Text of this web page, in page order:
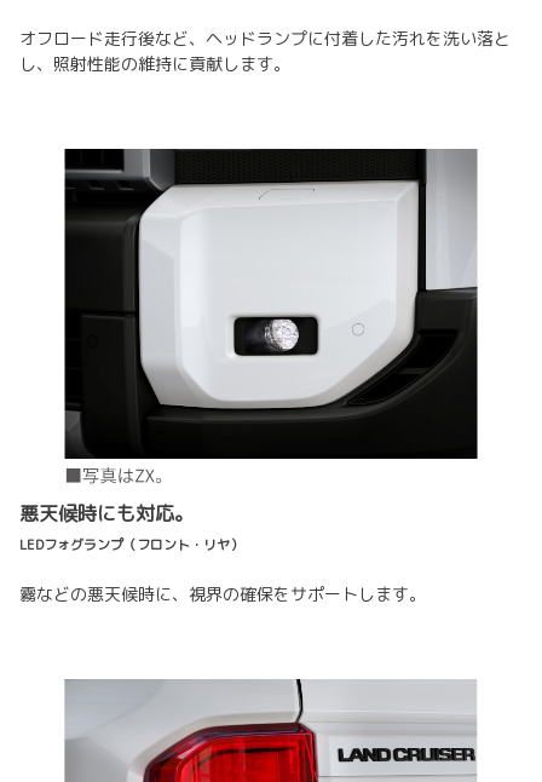
オフロード走行後など、ヘッドランプに付着した汚れを洗い落と
し、照射性能の維持に貢献します。
悪天候時にも対応。
LEDフォグランプ（フロント・リヤ）
霧などの悪天候時に、視界の確保をサポートします。